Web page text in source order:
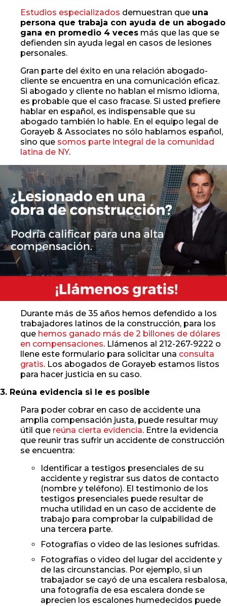
Estudios especializados demuestran que una
persona que trabaja con ayuda de un abogado
gana en promedio 4 veces más que las que se
defienden sin ayuda legal en casos de lesiones
personales.
Gran parte del éxito en una relación abogado-
cliente se encuentra en una comunicación eficaz.
Si abogado y cliente no hablan el mismo idioma,
es probable que el caso fracase. Si usted prefiere
hablar en español, es indispensable que su
abogado también lo hable. En el equipo legal de
Gorayeb & Associates no sólo hablamos español,
sino que somos parte integral de la comunidad
latina de NY.
Durante más de 35 años hemos defendido a los
trabajadores latinos de la construcción, para los
que hemos ganado más de 2 billones de dólares
en compensaciones. Llámenos al 212-267-9222 o
llene este formulario para solicitar una consulta
gratis. Los abogados de Gorayeb estamos listos
para hacer justicia en su caso.
3. Reúna evidencia si le es posible
Para poder cobrar en caso de accidente una
amplia compensación justa, puede resultar muy
útil que reúna cierta evidencia. Entre la evidencia
que reunir tras sufrir un accidente de construcción
se encuentra:
Identificar a testigos presenciales de su
accidente y registrar sus datos de contacto
(nombre y teléfono). El testimonio de los
testigos presenciales puede resultar de
mucha utilidad en un caso de accidente de
trabajo para comprobar la culpabilidad de
una tercera parte.
Fotografías o video de las lesiones sufridas.
Fotografías o video del lugar del accidente y
de las circunstancias. Por ejemplo, si un
trabajador se cayó de una escalera resbalosa,
una fotografía de esa escalera donde se
aprecien los escalones humedecidos puede